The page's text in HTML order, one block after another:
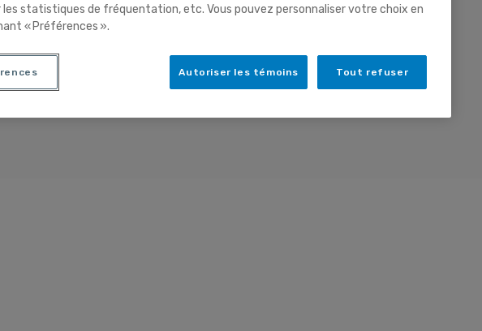
les statistiques de fréquentation, etc. Vous pouvez personnaliser votre choix en
« Préférences ».
Tout refuser
Autoriser les témoins